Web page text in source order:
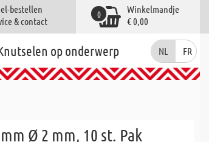
bestellen
& contact
Winkelmandje
€ 0,00
0
op onderwerp NL FR
Ø 2 mm, 10 st. Pak